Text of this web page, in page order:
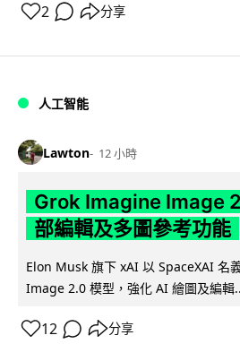
2 分享
人工智能
Lawton 12 小時
Grok Imagine Image
部編輯及多圖參考功能
Elon Musk 旗下 xAI 以 SpaceXAI 名
Image 2.0 模型，強化 AI 繪圖及編輯
12 分享